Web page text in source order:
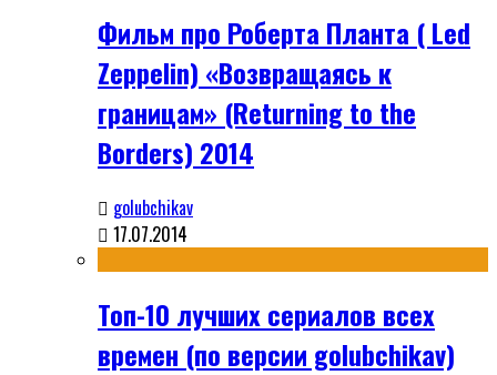
Фильм про Роберта Планта ( Led
Zeppelin) «Возвращаясь к
границам» (Returning to the
Borders) 2014
golubchikav
17.07.2014
Топ-10 лучших сериалов всех
времен (по версии golubchikav)